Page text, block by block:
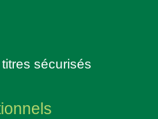
sécurisés